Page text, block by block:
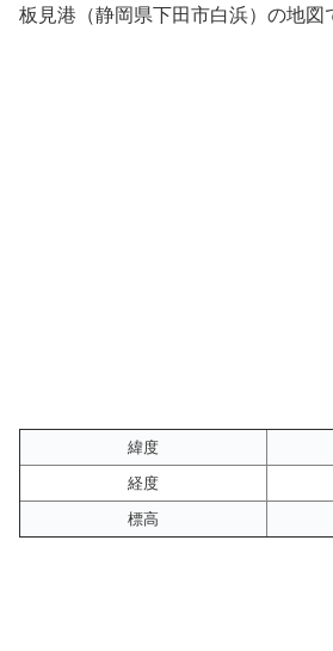
板見港（静岡県下田市白浜）の地図
緯度
経度
標高